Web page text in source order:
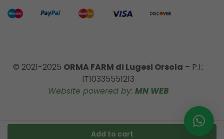
Add to cart
© 2021-2025 ORMA FARM di Lugesi Orsola – P.I.:
IT10335551213
Website powered by: MN WEB